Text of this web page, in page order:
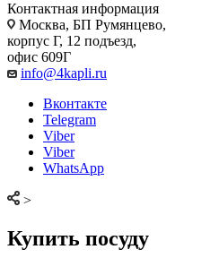
Контактная информация
Москва, БП Румянцево,
корпус Г, 12 подъезд,
офис 609Г
info@4kapli.ru
Вконтакте
Telegram
Viber
Viber
WhatsApp
>
Купить посуду